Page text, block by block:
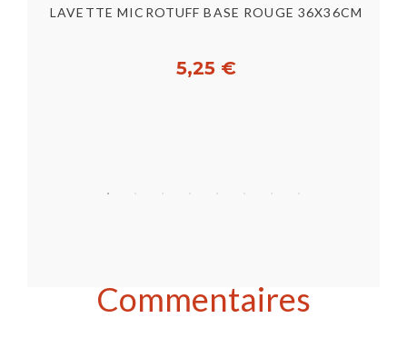
LAVETTE MICROTUFF BASE ROUGE 36X36CM
5,25 €
Commentaires